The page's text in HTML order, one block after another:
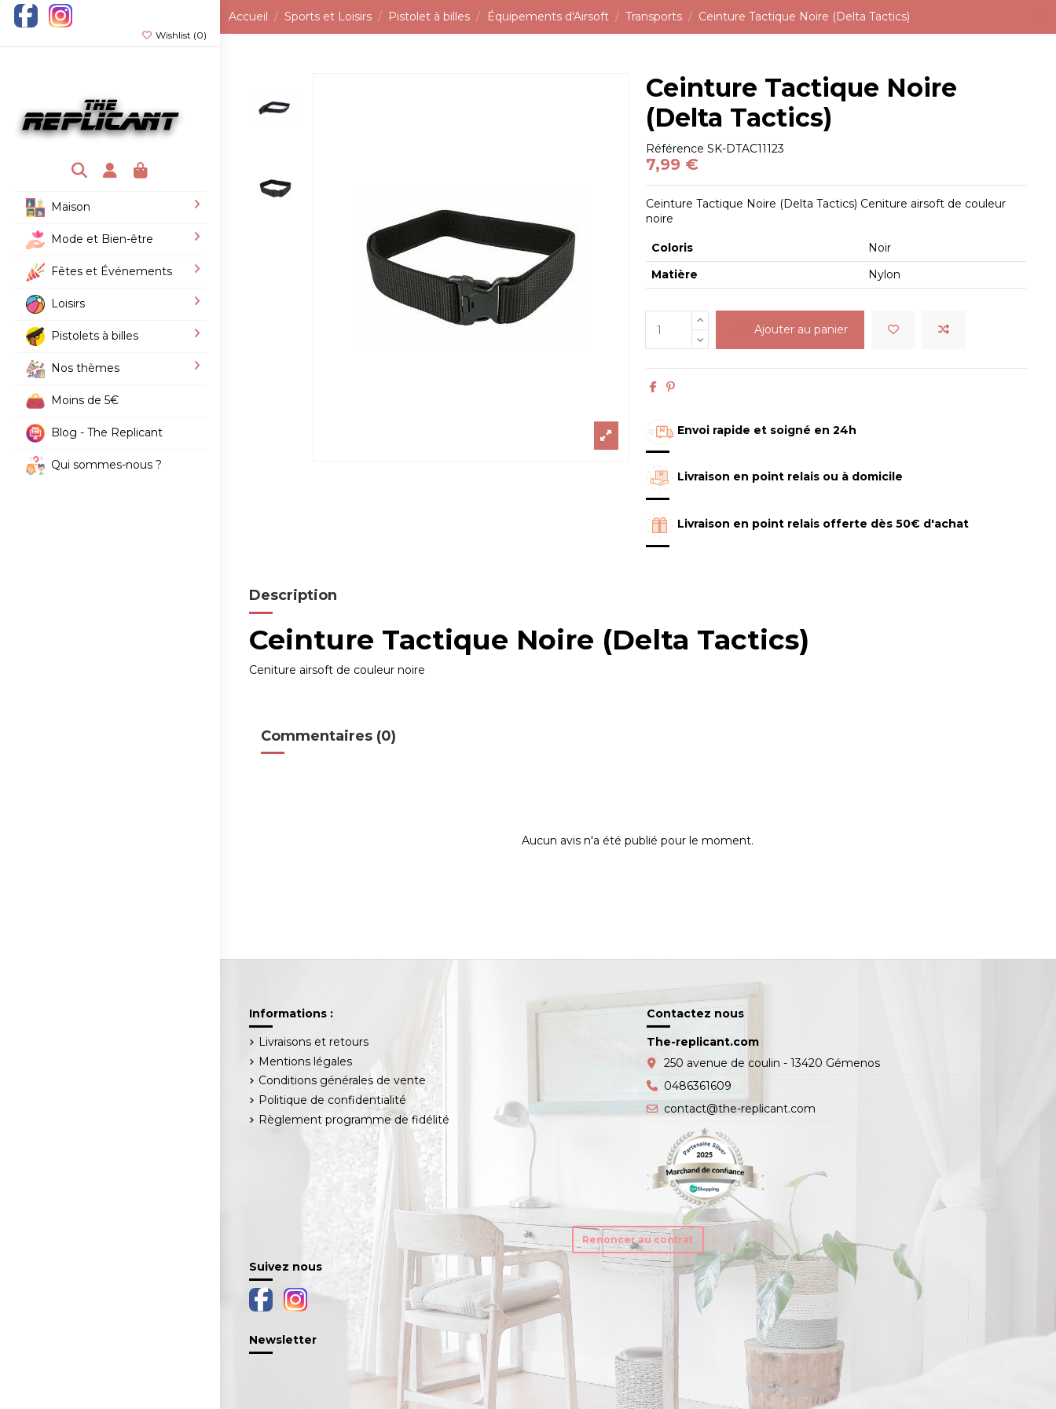
Wishlist (0)
Maison
Mode et Bien-être
Fêtes et Événements
Loisirs
Pistolets à billes
Nos thèmes
Moins de 5€
Blog - The Replicant
Qui sommes-nous ?
Accueil Sports et Loisirs Pistolet à billes Équipements d'Airsoft Transports Ceinture Tactique Noire (Delta Tactics)
Ceinture Tactique Noire
(Delta Tactics)
Référence SK-DTAC11123
7,99 €
Ceinture Tactique Noire (Delta Tactics) Ceniture airsoft de couleur
noire
Coloris
Noir
Matière
Nylon
Ajouter au panier
Envoi rapide et soigné en 24h
Livraison en point relais ou à domicile
Livraison en point relais offerte dès 50€ d'achat
Description
Ceinture Tactique Noire (Delta Tactics)
Ceniture airsoft de couleur noire
Commentaires (0)
Aucun avis n'a été publié pour le moment.
Informations :
Livraisons et retours
Mentions légales
Conditions générales de vente
Politique de confidentialité
Règlement programme de fidélité
Contactez nous
The-replicant.com
250 avenue de coulin - 13420 Gémenos
0486361609
contact@the-replicant.com
Renoncer au contrat
Suivez nous
Newsletter